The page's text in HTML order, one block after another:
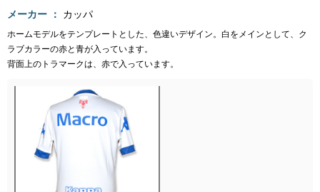
メーカー
カッパ
ホームモデルをテンプレートとした、色違いデザイン。白をメインとして、ク
ラブカラーの赤と青が入っています。
背面上のトラマークは、赤で入っています。